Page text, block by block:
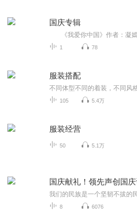
国庆专辑
1 78
服装搭配
105 5.4万
服装经营
50 5.1万
国庆献礼！领先声创国
8 6076